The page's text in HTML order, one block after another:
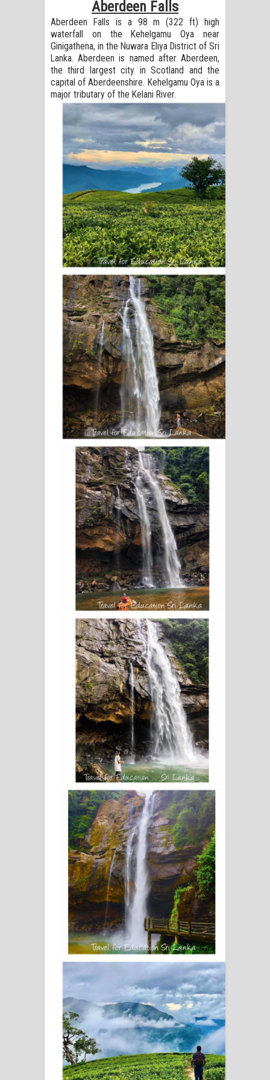
Kaalaya Song Lyrics - කාලය ගීතයේ පද
Aramuna Song Lyrics - අරමුණ ගීතයේ
පද පෙළ
Sandata Duka Hithila Song Lyrics -
සඳට දුක හිතිලා ගීතයේ පද පෙළ
Sihina Song Lyrics - සිහින ගීතයේ පද
Father Song Lyrics - ෆාදර් ගීතයේ පද
පෙළ
Dannawada Mawa Song Lyrics -
දන්නවාද මාව ගීතයේ පද පෙළ
Aberdeen Falls
Aberdeen Falls is a 98 m (322 ft) high
waterfall on the Kehelgamu Oya near
Ginigathena, in the Nuwara Eliya District of Sri
Lanka. Aberdeen is named after Aberdeen,
the third largest city in Scotland and the
capital of Aberdeenshire. Kehelgamu Oya is a
major tributary of the Kelani River.